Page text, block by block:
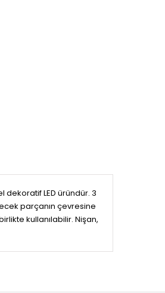
dekoratif LED üründür. 3
parçanın çevresine
kullanılabilir. Nişan,